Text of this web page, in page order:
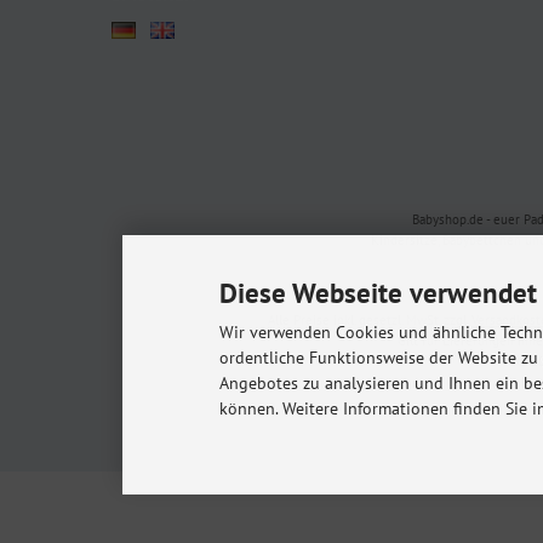
Babyshop.de - euer
Kindersitze, Babybettchen
* Gilt für Lieferungen
©
Diese Webseite
Wir verwenden Cookies und ähnliche
ordentliche Funktionsweise der Website
Angebotes zu analysieren und Ihnen ein
können. Weitere Informationen finden Sie